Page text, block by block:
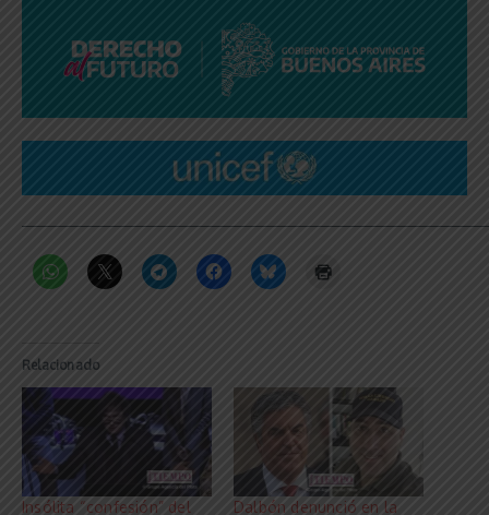
Relacionado
Insólita “confesión” del
Dalbón denunció en la